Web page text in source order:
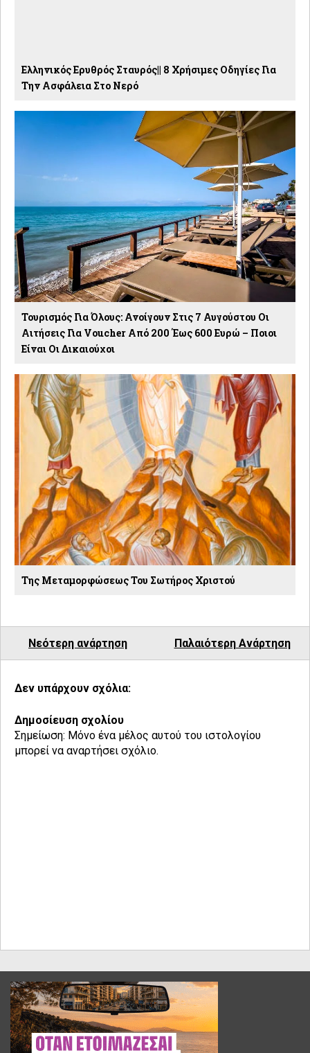
Ελληνικός Ερυθρός Σταυρός|| 8 Χρήσιμες Οδηγίες Για
Την Ασφάλεια Στο Νερό
Τουρισμός Για Όλους: Ανοίγουν Στις 7 Αυγούστου Οι
Αιτήσεις Για Voucher Από 200 Έως 600 Ευρώ – Ποιοι
Είναι Οι Δικαιούχοι
Της Μεταμορφώσεως Του Σωτήρος Χριστού
Νεότερη ανάρτηση Παλαιότερη Ανάρτηση
Δεν υπάρχουν σχόλια:
Δημοσίευση σχολίου
Σημείωση: Μόνο ένα μέλος αυτού του ιστολογίου
μπορεί να αναρτήσει σχόλιο.